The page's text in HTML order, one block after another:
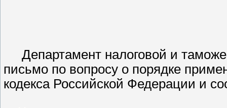
Департамент налоговой и
письмо по вопросу о порядке
кодекса Российской Федерации и